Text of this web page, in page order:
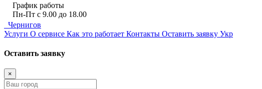
График работы
Пн-Пт с 9.00 до 18.00
Чернигов
Услуги О сервисе Как это работает Контакты Оставить заявку Укр
Оставить заявку
×